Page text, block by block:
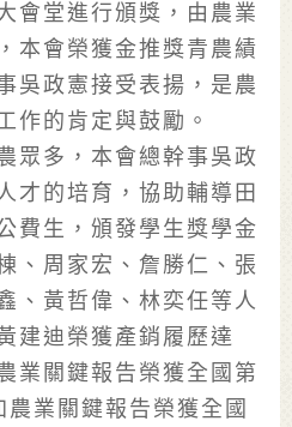
會堂進行頒獎，由農業
本會榮獲金推獎青農績
吳政憲接受表揚，是農
作的肯定與鼓勵。
眾多，本會總幹事吳政
才的培育，協助輔導田
費生，頒發學生獎學金
、周家宏、詹勝仁、張
、黃哲偉、林奕任等人
建迪榮獲產銷履歷達
業關鍵報告榮獲全國第
業關鍵報告榮獲全國